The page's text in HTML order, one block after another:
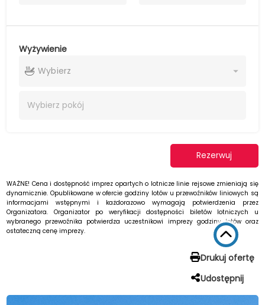
Wyżywienie
Wybierz
Wybierz pokój
Rezerwuj
WAŻNE! Cena i dostępność imprez opartych o lotnicze linie rejsowe zmieniają się
dynamicznie. Opublikowane w ofercie godziny lotów u przewoźników liniowych są
informacjami wstępnymi i każdorazowo wymagają potwierdzenia przez
Organizatora. Organizator po weryfikacji dostępności biletów lotniczych u
wybranego przewoźnika potwierdza uczestnikowi imprezy godziny lotów oraz
ostateczną cenę imprezy.
Drukuj ofertę
Udostępnij